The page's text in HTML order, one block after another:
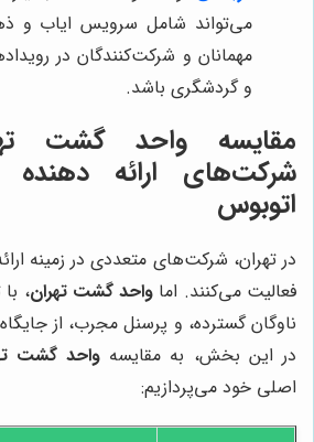
می‌تواند شامل سرویس ایاب و
مهمانان و شرکت‌کنندگان در
و گردشگری باشد.
مقایسه واحد گشت
شرکت‌های ارائه دهنده
اتوبوس
در تهران، شرکت‌های متعددی در زمینه
فعالیت می‌کنند. اما واحد گشت تهران،
ناوگان گسترده، و پرسنل مجرب، از
در این بخش، به مقایسه واحد گشت
اصلی خود می‌پردازیم: